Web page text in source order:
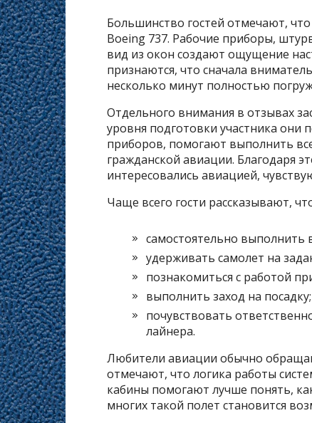
Большинство гостей отмечают,
Boeing 737. Рабочие приборы,
вид из окон создают ощущение
признаются, что сначала
несколько минут полностью
Отдельного внимания в отзывах
уровня подготовки участника они
приборов, помогают выполнить
гражданской авиации. Благодаря
интересовались авиацией,
Чаще всего гости рассказывают,
самостоятельно выполнить
удерживать самолет на
познакомиться с работой
выполнить заход на посадку;
почувствовать
лайнера.
Любители авиации обычно
отмечают, что логика работы
кабины помогают лучше понять,
многих такой полет становится